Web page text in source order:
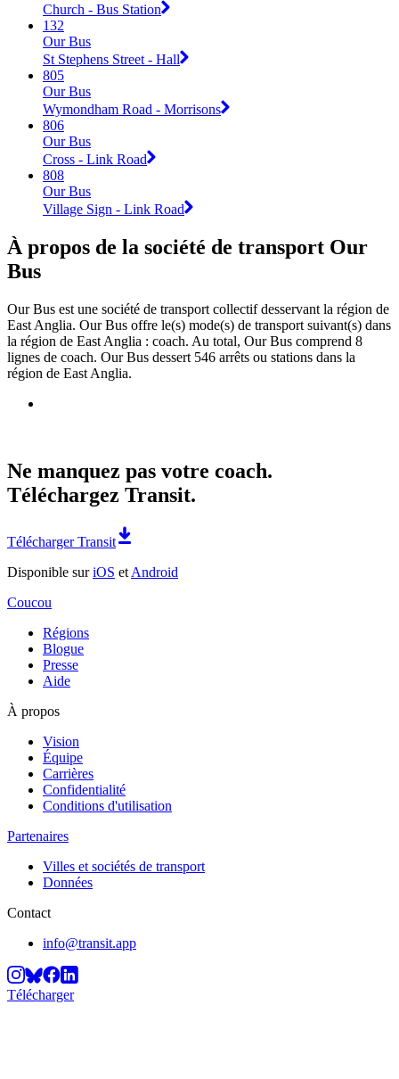
Church - Bus Station
132
Our Bus
St Stephens Street - Hall
805
Our Bus
Wymondham Road - Morrisons
806
Our Bus
Cross - Link Road
808
Our Bus
Village Sign - Link Road
À propos de la société de transport Our
Bus
Our Bus est une société de transport collectif desservant la région de
East Anglia. Our Bus offre le(s) mode(s) de transport suivant(s) dans
la région de East Anglia : coach. Au total, Our Bus comprend 8
lignes de coach. Our Bus dessert 546 arrêts ou stations dans la
région de East Anglia.
Ne manquez pas votre coach.
Téléchargez Transit.
Télécharger Transit
Disponible suriOS et Android
Coucou
Régions
Blogue
Presse
Aide
À propos
Vision
Équipe
Carrières
Confidentialité
Conditions d'utilisation
Partenaires
Villes et sociétés de transport
Données
Contact
info@transit.app
Télécharger